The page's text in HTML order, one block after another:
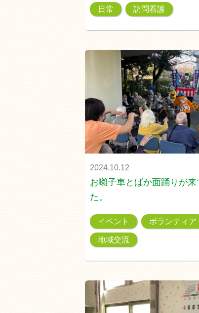
日常 訪問看護
2024.10.12
お囃子車とばか面踊りが来
た。
イベント ボランティア
地域交流